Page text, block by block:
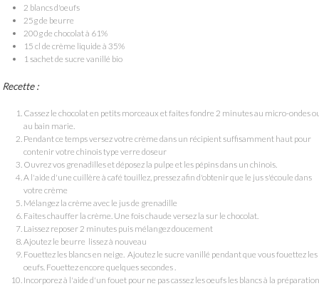
2 blancs d'oeufs
25g de beurre
200g de chocolat à 61%
15 cl de crème liquide à 35%
1 sachet de sucre vanillé bio
Recette :
Cassez le chocolat en petits morceaux et faites fondre 2 minutes au micro-ondes
au bain marie.
Pendant ce temps versez votre crème dans un récipient suffisamment haut pour
contenir votre chinois type verre doseur
Ouvrez vos grenadilles et déposez la pulpe et les pépins dans un chinois.
A l'aide d'une cuillère à café touillez, pressez afin d'obtenir que le jus s'écoule dans
votre crème
Mélangez la crème avec le jus de grenadille
Faites chauffer la crème. Une fois chaude versez la sur le chocolat.
Laissez reposer 2 minutes puis mélangez doucement
Ajoutez le beurre lissez à nouveau
Fouettez les blancs en neige. Ajoutez le sucre vanillé pendant que vous fouettez les
oeufs. Fouettez encore quelques secondes .
Incorporez à l'aide d'un fouet pour ne pas cassez les oeufs les blancs à la préparation